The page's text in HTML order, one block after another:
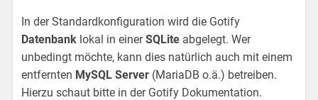
In der Standardkonfiguration wird die Gotify
Datenbank lokal in einerSQLite abgelegt. Wer
unbedingt möchte, kann dies natürlich auch mit einem
entfernten MySQL Server (MariaDB o.ä.) betreiben.
Hierzu schaut bitte in der Gotify Dokumentation.